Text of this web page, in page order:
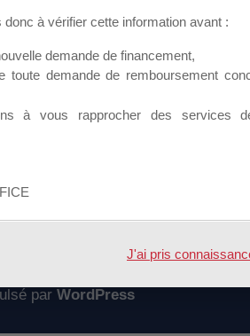
pouvoir rejoindre ce groupe
– XXXXXX
par WordPress
à vérifier cette information avant :
demande de financement,
toute demande de remboursement
à vous rapprocher des services
J'ai pris